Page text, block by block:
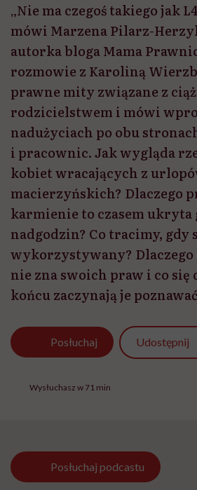
„Nie ma czegoś takiego jak
mówi Marzena Pilarz-
autorka bloga Mama
rozmowie z Karoliną
prawne mity związane z
rodzicielstwem i mówi
nadużyciach po obu
i pracownic. Jak wygląda
kobiet wracających z
macierzyńskich? Dlaczego
karmienie to czasem ukryta
nadgodzin? Co tracimy, gdy
wykorzystywany?
nie zna swoich praw i co się
końcu zaczynają je
Posłuchaj Udostępnij
Wysłuchasz w 71 min
Posłuchaj podcastu